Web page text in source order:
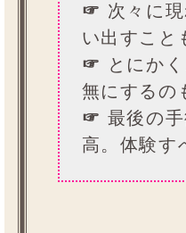
☞ 次々に
い出すこと
☞ とにか
無にするの
☞ 最後の
高。体験す